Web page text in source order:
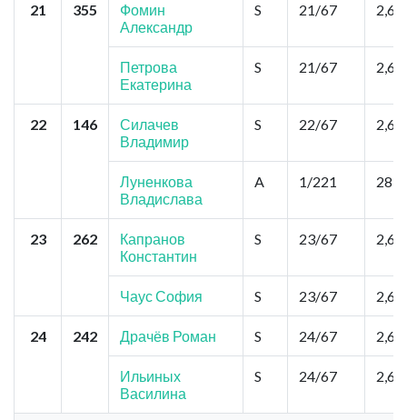
21 355
Фомин
Александр
S 21/67 2,6
Петрова
Екатерина
S 21/67 2,6
22 146
Силачев
Владимир
S 22/67 2,6
Луненкова
Владислава
A 1/221 28,6
23 262
Капранов
Константин
S 23/67 2,6
Чаус София S 23/67 2,6
24 242 Драчёв Роман S 24/67 2,6
Ильиных
Василина
S 24/67 2,6